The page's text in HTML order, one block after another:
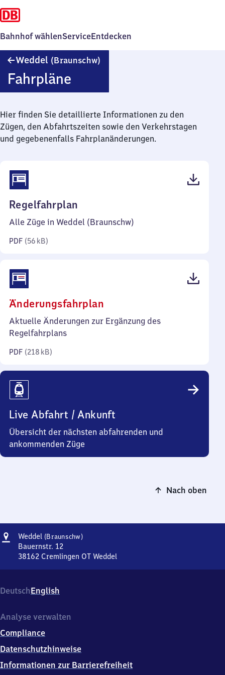
Bahnhof wählenServiceEntdecken
Weddel (Braunschw)
Fahrpläne
Hier finden Sie detaillierte Informationen zu den
Zügen, den Abfahrtszeiten sowie den Verkehrstagen
und gegebenenfalls Fahrplanänderungen.
Regelfahrplan
56
Alle Züge in Weddel (Braunschw)
PDF (56 kB)
Änderungsfahrplan
218
Aktuelle Änderungen zur Ergänzung des
Regelfahrplans
PDF (218 kB)
Live Abfahrt / Ankunft
Übersicht der nächsten abfahrenden und
ankommenden Züge
Nach oben
Adresse
Weddel (Braunschw)Weddel
Bauernstr. 12
38162 Cremlingen OT Weddel
Bauernstr.
12,
8
6
2
OT
DeutschEnglish
Analyse verwalten
Compliance
Datenschutzhinweise
Informationen zur Barrierefreiheit